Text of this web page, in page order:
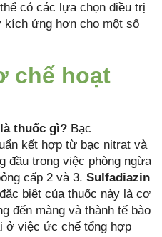
có các lựa chọn điều trị
kích ứng hơn cho một số
chế hoạt
thuốc gì? Bạc
kết hợp từ bạc nitrat và
đầu trong việc phòng ngừa
cấp 2 và 3. Sulfadiazin
biệt của thuốc này là cơ
đến màng và thành tế bào
ở việc ức chế tổng hợp